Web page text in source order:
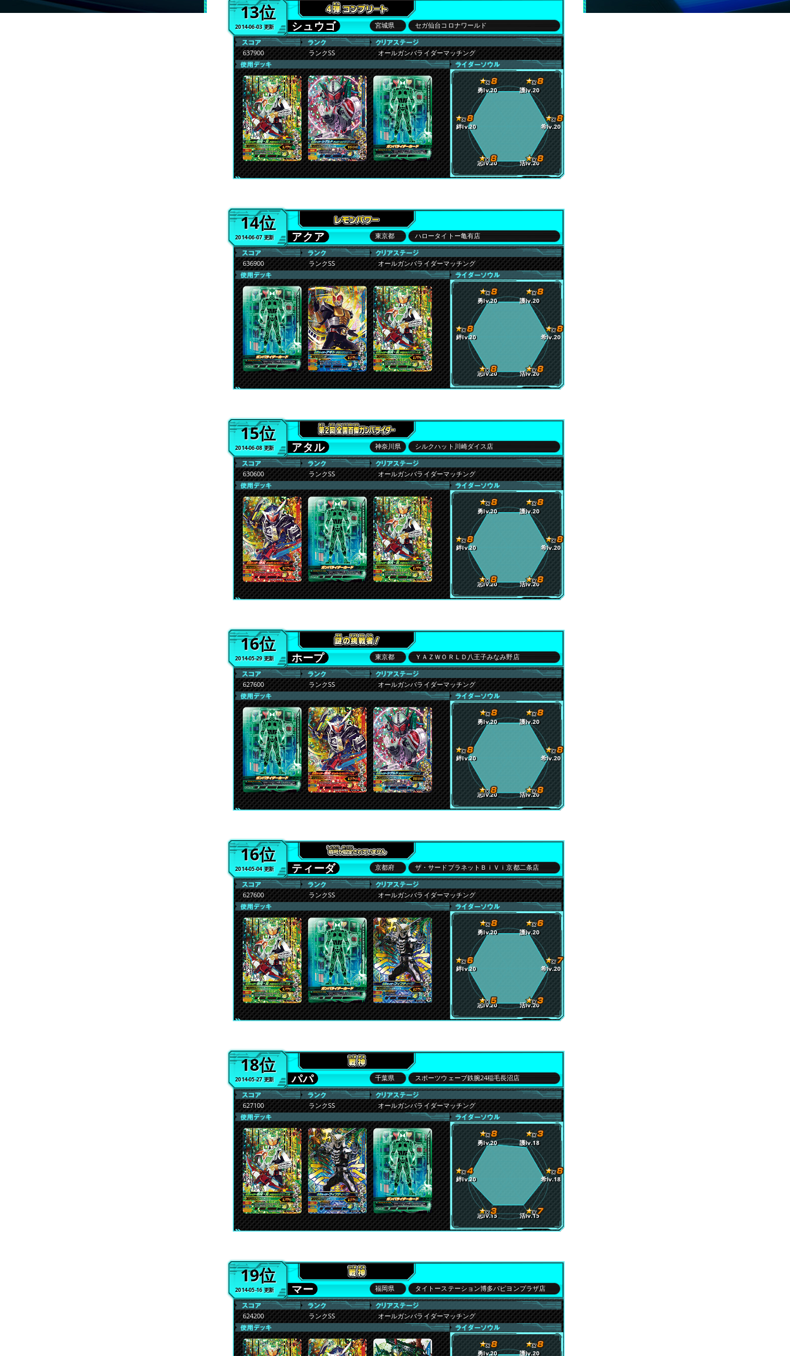
13位
2014-06-03 更新 シュウゴ 宮城県 セガ仙台コロナワールド
637900 ランクSS オールガンバライダーマッチング
勇lv.20 護lv.20
希lv.20
活lv.20
志lv.20
絆lv.20
14位
2014-06-07 更新 アクア 東京都 ハロータイトー亀有店
636900 ランクSS オールガンバライダーマッチング
勇lv.20 護lv.20
希lv.20
活lv.20
志lv.20
絆lv.20
15位
2014-06-08 更新 アタル 神奈川県 シルクハット川崎ダイス店
630600 ランクSS オールガンバライダーマッチング
勇lv.20 護lv.20
希lv.20
活lv.20
志lv.20
絆lv.20
16位
2014-05-29 更新 ホープ 東京都 ＹＡＺＷＯＲＬＤ八王子みなみ野店
627600 ランクSS オールガンバライダーマッチング
勇lv.20 護lv.20
希lv.20
活lv.20
志lv.20
絆lv.20
16位
2014-05-04 更新 ティーダ 京都府 ザ・サードプラネットＢｉＶｉ京都二条店
627600 ランクSS オールガンバライダーマッチング
勇lv.20 護lv.20
希lv.20
活lv.20
志lv.20
絆lv.20
18位
2014-05-27 更新 パパ 千葉県 スポーツウェーブ鉄腕24稲毛長沼店
627100 ランクSS オールガンバライダーマッチング
勇lv.20 護lv.18
希lv.18
活lv.15
志lv.15
絆lv.20
19位
2014-05-16 更新 マー 福岡県 タイトーステーション博多パピヨンプラザ店
624200 ランクSS オールガンバライダーマッチング
勇lv.20 護lv.20